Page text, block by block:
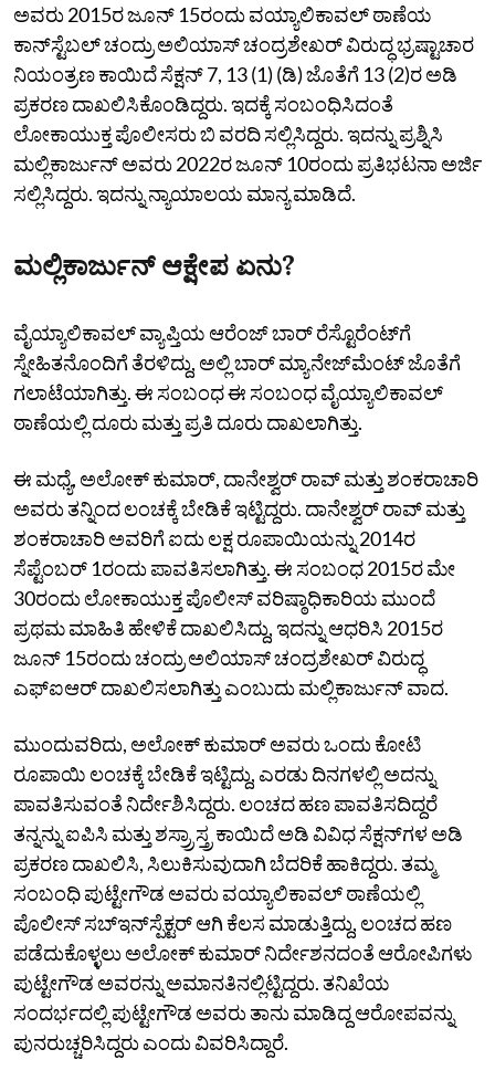
ಅವರು 2015ರ ಜೂನ್‌ 15ರಂದು ವಯ್ಯಾಲಿಕಾವಲ್‌ ಠಾಣೆಯ
ಕಾನ್‌ಸ್ಟೆಬಲ್‌ ಚಂದ್ರು ಅಲಿಯಾಸ್‌ ಚಂದ್ರಶೇಖರ್‌ ವಿರುದ್ಧ ಭ್ರಷ್ಟಾಚಾರ
ನಿಯಂತ್ರಣ ಕಾಯಿದೆ ಸೆಕ್ಷನ್‌ 7, 13 (1) (ಡಿ) ಜೊತೆಗೆ 13 (2)ರ ಅಡಿ
ಪ್ರಕರಣ ದಾಖಲಿಸಿಕೊಂಡಿದ್ದರು. ಇದಕ್ಕೆ ಸಂಬಂಧಿಸಿದಂತೆ
ಲೋಕಾಯುಕ್ತ ಪೊಲೀಸರು ಬಿ ವರದಿ ಸಲ್ಲಿಸಿದ್ದರು. ಇದನ್ನು ಪ್ರಶ್ನಿಸಿ
ಮಲ್ಲಿಕಾರ್ಜುನ್‌ ಅವರು 2022ರ ಜೂನ್‌ 10ರಂದು ಪ್ರತಿಭಟನಾ ಅರ್ಜಿ
ಸಲ್ಲಿಸಿದ್ದರು. ಇದನ್ನು ನ್ಯಾಯಾಲಯ ಮಾನ್ಯ ಮಾಡಿದೆ.
ಮಲ್ಲಿಕಾರ್ಜುನ್‌ ಆಕ್ಷೇಪ ಏನು?
ವೈಯ್ಯಾಲಿಕಾವಲ್‌ ವ್ಯಾಪ್ತಿಯ ಆರೆಂಜ್ ಬಾರ್‌ ರೆಸ್ಟೊರೆಂಟ್‌ಗೆ
ಸ್ನೇಹಿತನೊಂದಿಗೆ ತೆರಳಿದ್ದು, ಅಲ್ಲಿ ಬಾರ್‌ ಮ್ಯಾನೇಜ್‌ಮೆಂಟ್‌ ಜೊತೆಗೆ
ಗಲಾಟೆಯಾಗಿತ್ತು. ಈ ಸಂಬಂಧ ಈ ಸಂಬಂಧ ವೈಯ್ಯಾಲಿಕಾವಲ್‌
ಠಾಣೆಯಲ್ಲಿ ದೂರು ಮತ್ತು ಪ್ರತಿ ದೂರು ದಾಖಲಾಗಿತ್ತು.
ಈ ಮಧ್ಯೆ, ಅಲೋಕ್‌ ಕುಮಾರ್‌, ದಾನೇಶ್ವರ್‌ ರಾವ್‌ ಮತ್ತು ಶಂಕರಾಚಾರಿ
ಅವರು ತನ್ನಿಂದ ಲಂಚಕ್ಕೆ ಬೇಡಿಕೆ ಇಟ್ಟಿದ್ದರು. ದಾನೇಶ್ವರ್‌ ರಾವ್‌ ಮತ್ತು
ಶಂಕರಾಚಾರಿ ಅವರಿಗೆ ಐದು ಲಕ್ಷ ರೂಪಾಯಿಯನ್ನು 2014ರ
ಸೆಪ್ಟೆಂಬರ್‌ 1ರಂದು ಪಾವತಿಸಲಾಗಿತ್ತು. ಈ ಸಂಬಂಧ 2015ರ ಮೇ
30ರಂದು ಲೋಕಾಯುಕ್ತ ಪೊಲೀಸ್‌ ವರಿಷ್ಠಾಧಿಕಾರಿಯ ಮುಂದೆ
ಪ್ರಥಮ ಮಾಹಿತಿ ಹೇಳಿಕೆ ದಾಖಲಿಸಿದ್ದು, ಇದನ್ನು ಆಧರಿಸಿ 2015ರ
ಜೂನ್‌ 15ರಂದು ಚಂದ್ರು ಅಲಿಯಾಸ್‌ ಚಂದ್ರಶೇಖರ್‌ ವಿರುದ್ಧ
ಎಫ್‌ಐಆರ್‌ ದಾಖಲಿಸಲಾಗಿತ್ತು ಎಂಬುದು ಮಲ್ಲಿಕಾರ್ಜುನ್‌ ವಾದ.
ಮುಂದುವರಿದು, ಅಲೋಕ್‌ ಕುಮಾರ್‌ ಅವರು ಒಂದು ಕೋಟಿ
ರೂಪಾಯಿ ಲಂಚಕ್ಕೆ ಬೇಡಿಕೆ ಇಟ್ಟಿದ್ದು, ಎರಡು ದಿನಗಳಲ್ಲಿ ಅದನ್ನು
ಪಾವತಿಸುವಂತೆ ನಿರ್ದೇಶಿಸಿದ್ದರು. ಲಂಚದ ಹಣ ಪಾವತಿಸದಿದ್ದರೆ
ತನ್ನನ್ನು ಐಪಿಸಿ ಮತ್ತು ಶಸ್ರ್ರಾಸ್ತ್ರ ಕಾಯಿದೆ ಅಡಿ ವಿವಿಧ ಸೆಕ್ಷನ್‌ಗಳ ಅಡಿ
ಪ್ರಕರಣ ದಾಖಲಿಸಿ, ಸಿಲುಕಿಸುವುದಾಗಿ ಬೆದರಿಕೆ ಹಾಕಿದ್ದರು. ತಮ್ಮ
ಸಂಬಂಧಿ ಪುಟ್ಟೇಗೌಡ ಅವರು ವಯ್ಯಾಲಿಕಾವಲ್‌ ಠಾಣೆಯಲ್ಲಿ
ಪೊಲೀಸ್‌ ಸಬ್‌ಇನ್‌ಸ್ಪೆಕ್ಟರ್‌ ಆಗಿ ಕೆಲಸ ಮಾಡುತ್ತಿದ್ದು, ಲಂಚದ ಹಣ
ಪಡೆದುಕೊಳ್ಳಲು ಅಲೋಕ್‌ ಕುಮಾರ್‌ ನಿರ್ದೇಶನದಂತೆ ಆರೋಪಿಗಳು
ಪುಟ್ಟೇಗೌಡ ಅವರನ್ನು ಅಮಾನತಿನಲ್ಲಿಟ್ಟಿದ್ದರು. ತನಿಖೆಯ
ಸಂದರ್ಭದಲ್ಲಿ ಪುಟ್ಟೇಗೌಡ ಅವರು ತಾನು ಮಾಡಿದ್ದ ಆರೋಪವನ್ನು
ಪುನರುಚ್ಚರಿಸಿದ್ದರು ಎಂದು ವಿವರಿಸಿದ್ದಾರೆ.